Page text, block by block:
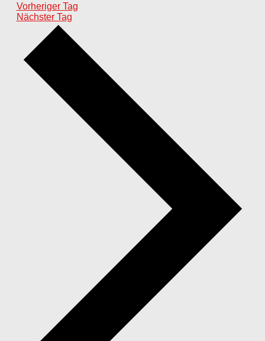
Vorheriger Tag
Nächster Tag